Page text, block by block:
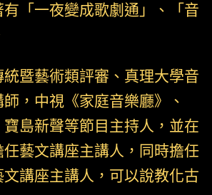
「一夜變成歌劇通」、「音
暨藝術類評審、真理大學音
，中視《家庭音樂廳》、
寶島新聲等節目主持人，並在
任藝文講座主講人，同時擔任
講座主講人，可以說教化古